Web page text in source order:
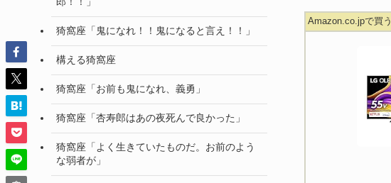
Amazon.co.jpで買う
猗窩座「鬼になれ！！鬼になると言え！！」
構える猗窩座
猗窩座「お前も鬼になれ、義勇」
猗窩座「杏寿郎はあの夜死んで良かった」
猗窩座「よく生きていたものだ。お前のよう
な弱者が」